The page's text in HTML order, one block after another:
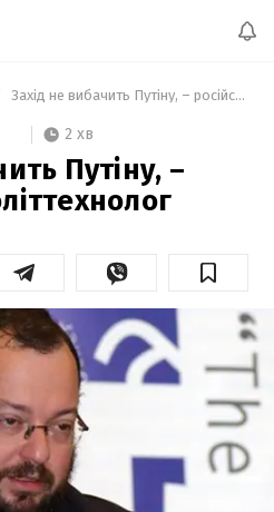
Захід не вибачить Путіну, – російський політтехнолог
2 хв
Путіну, –